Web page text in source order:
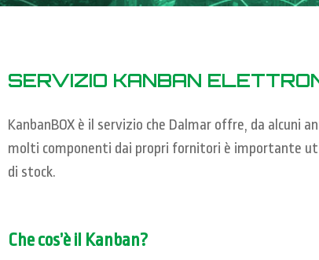
SERVIZIO KANBAN
KanbanBOX è il servizio che Dalmar offre, da alcuni
molti componenti dai propri fornitori è importante
di stock.
Che cos’è il Kanban?